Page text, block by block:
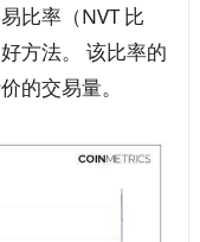
比率（NVT 比
方法。 该比率的
的交易量。